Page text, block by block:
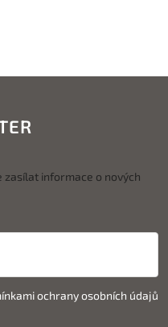
zasílat informace o nových
ochrany osobních údajů